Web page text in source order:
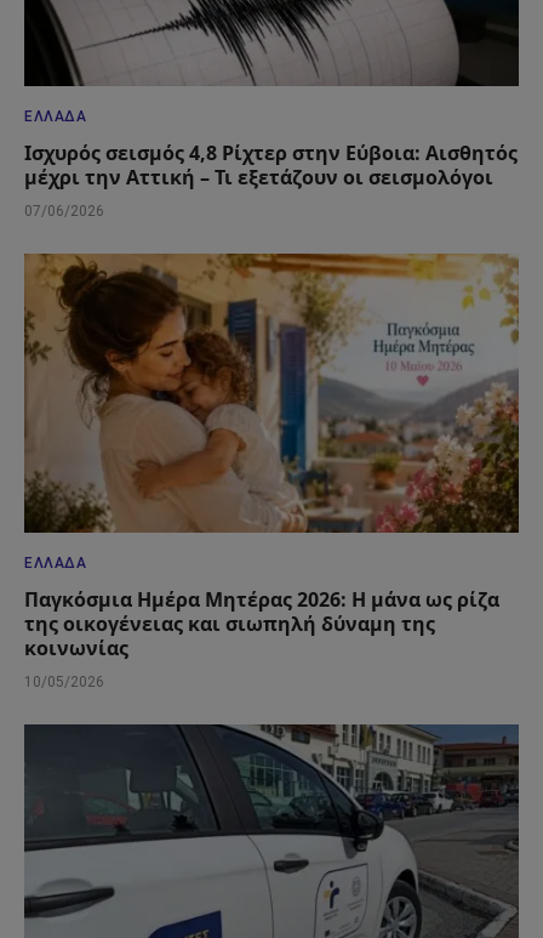
ΕΛΛΆΔΑ
Ισχυρός σεισμός 4,8 Ρίχτερ στην Εύβοια: Αισθητός
μέχρι την Αττική – Τι εξετάζουν οι σεισμολόγοι
07/06/2026
ΕΛΛΆΔΑ
Παγκόσμια Ημέρα Μητέρας 2026: Η μάνα ως ρίζα
της οικογένειας και σιωπηλή δύναμη της
κοινωνίας
10/05/2026